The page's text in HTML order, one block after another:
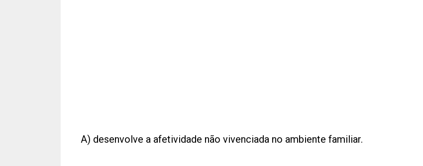
A) desenvolve a afetividade não vivenciada no ambiente familiar.